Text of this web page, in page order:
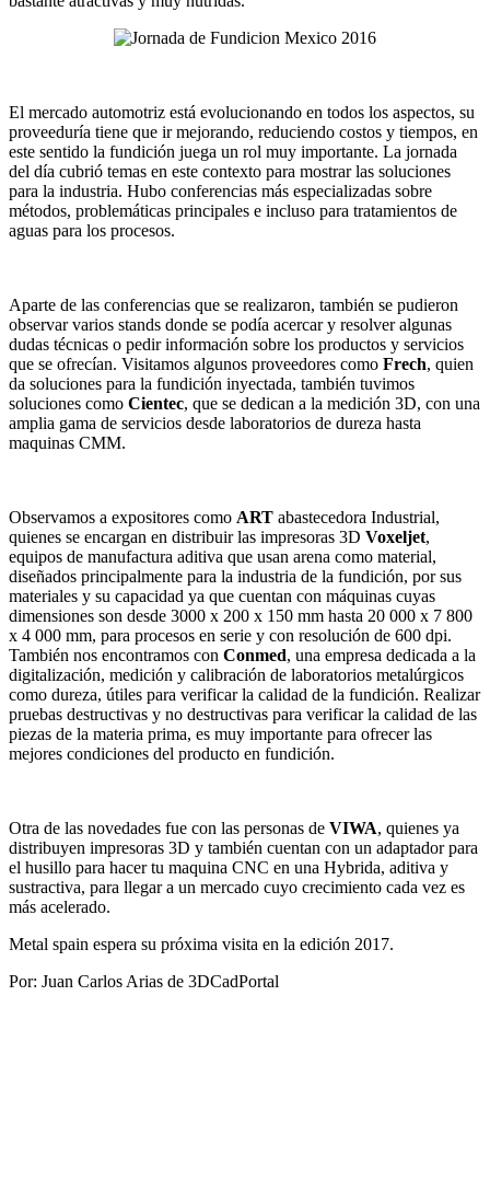
El mercado automotriz está evolucionando en todos los aspectos, su
proveeduría tiene que ir mejorando, reduciendo costos y tiempos, en
este sentido la fundición juega un rol muy importante. La jornada
del día cubrió temas en este contexto para mostrar las soluciones
para la industria. Hubo conferencias más especializadas sobre
métodos, problemáticas principales e incluso para tratamientos de
aguas para los procesos.
Aparte de las conferencias que se realizaron, también se pudieron
observar varios stands donde se podía acercar y resolver algunas
dudas técnicas o pedir información sobre los productos y servicios
que se ofrecían. Visitamos algunos proveedores como Frech, quien
da soluciones para la fundición inyectada, también tuvimos
soluciones como Cientec, que se dedican a la medición 3D, con una
amplia gama de servicios desde laboratorios de dureza hasta
maquinas CMM.
Observamos a expositores como ART abastecedora Industrial,
quienes se encargan en distribuir las impresoras 3D Voxeljet,
equipos de manufactura aditiva que usan arena como material,
diseñados principalmente para la industria de la fundición, por sus
materiales y su capacidad ya que cuentan con máquinas cuyas
dimensiones son desde 3000 x 200 x 150 mm hasta 20 000 x 7 800
x 4 000 mm, para procesos en serie y con resolución de 600 dpi.
También nos encontramos con Conmed, una empresa dedicada a la
digitalización, medición y calibración de laboratorios metalúrgicos
como dureza, útiles para verificar la calidad de la fundición. Realizar
pruebas destructivas y no destructivas para verificar la calidad de las
piezas de la materia prima, es muy importante para ofrecer las
mejores condiciones del producto en fundición.
Otra de las novedades fue con las personas de VIWA, quienes ya
distribuyen impresoras 3D y también cuentan con un adaptador para
el husillo para hacer tu maquina CNC en una Hybrida, aditiva y
sustractiva, para llegar a un mercado cuyo crecimiento cada vez es
más acelerado.
Metal spain espera su próxima visita en la edición 2017.
Por: Juan Carlos Arias de 3DCadPortal